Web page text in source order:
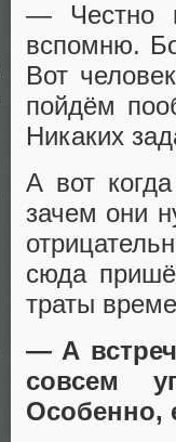
— Честно
вспомню.
Вот
пойдём
Никаких
А вот
зачем они
сюда
траты
— А
совсем
Особенно,